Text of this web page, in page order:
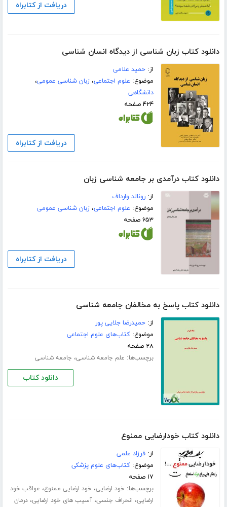
دریافت از کتابراه
دانلود کتاب زبان شناسی از دیدگاه انسان شناسی
از:حمید علامی
موضوع: علوم اجتماعی،زبان شناسی عمومی،
دانشگاهی
۴۲۴ صفحه
دریافت از کتابراه
دانلود کتاب درآمدی بر جامعه شناسی زبان
از:رونالد وارداف
موضوع: علوم اجتماعی،زبان شناسی عمومی
۶۵۳ صفحه
دریافت از کتابراه
دانلود کتاب پاسخ به مخالفان جامعه شناسی
از:حمیدرضا جلایی پور
موضوع:کتاب‌های علوم اجتماعی
۲۸ صفحه
برچسب‌ها: علم جامعه شناسی، جامعه شناسی
دانلود کتاب
دانلود کتاب خودارضایی ممنوع
از:فرزاد علمی
موضوع:کتاب‌های علوم پزشکی
۱۷ صفحه
برچسب‌ها: خود ارضایی، خود ارضایی ممنوع، عواقب خود
ارضایی، انحراف جنسی،آسیب های خود ارضایی،درمان